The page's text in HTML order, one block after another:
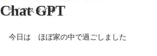
ライフスタイル
Chat GPT
今日は　ほぼ家の中で過ごしました